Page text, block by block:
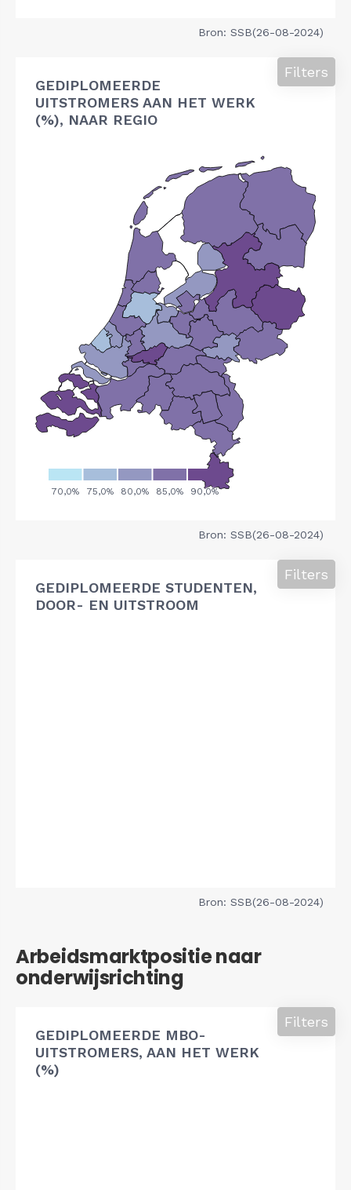
Bron: SSB(26-08-2024)
GEDIPLOMEERDE
UITSTROMERS AAN HET WERK
(%), NAAR REGIO
Filters
Bron: SSB(26-08-2024)
GEDIPLOMEERDE STUDENTEN,
DOOR- EN UITSTROOM
Filters
Bron: SSB(26-08-2024)
Arbeidsmarktpositie naar
onderwijsrichting
GEDIPLOMEERDE MBO-
UITSTROMERS, AAN HET WERK
(%)
Filters